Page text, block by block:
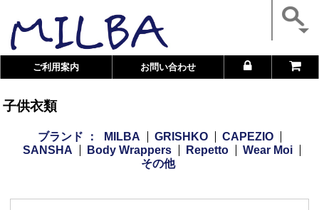
ご利用案内 お問い合わせ
子供衣類
ブランド ： MILBA GRISHKO
CAPEZIO
SANSHA
Body Wrappers Repetto
Wear Moi
その他